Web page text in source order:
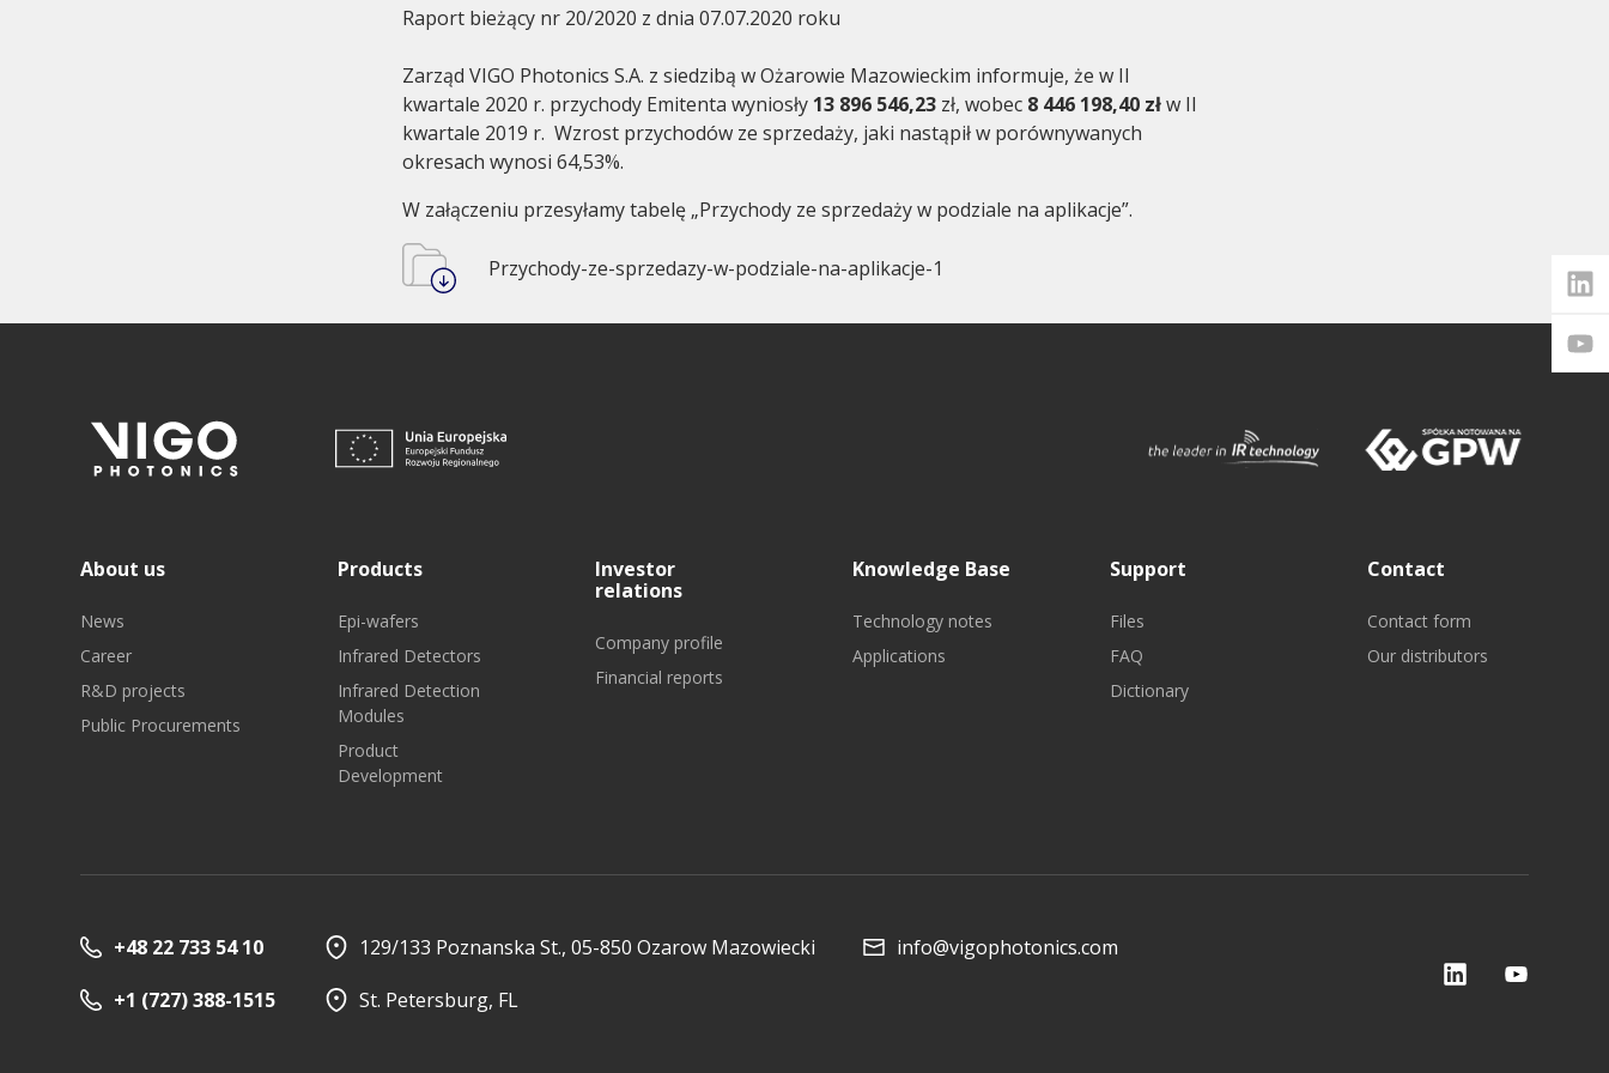
History Corporate governance General meetings
Raport bieżący nr 20/2020 z dnia 07.07.2020 roku
Zarząd VIGO Photonics S.A. z siedzibą w Ożarowie Mazowieckim informuje, że w II
kwartale 2020 r. przychody Emitenta wyniosły 13 896 546,23 zł, wobec 8 446 198,40 złw II
kwartale 2019 r. Wzrost przychodów ze sprzedaży, jaki nastąpił w porównywanych
okresach wynosi 64,53%.
W załączeniu przesyłamy tabelę „Przychody ze sprzedaży w podziale na aplikacje”.
Przychody-ze-sprzedazy-w-podziale-na-aplikacje-1
About us
News
Career
R&D projects
Public Procurements
Products
Epi-wafers
Infrared Detectors
Infrared Detection
Modules
Product
Development
Investor
relations
Company profile
Financial reports
Knowledge Base
Technology notes
Applications
Support
Files
FAQ
Dictionary
Contact
Contact form
Our distributors
+48 22 733 54 10 129/133 Poznanska St., 05-850 Ozarow Mazowiecki
info@vigophotonics.com
+1 (727) 388-1515
St. Petersburg, FL